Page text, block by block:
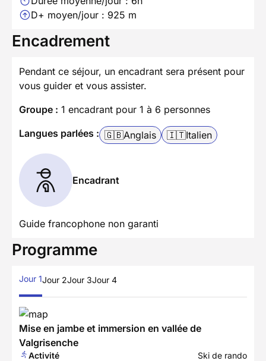
D+ moyen/jour : 925 m
Encadrement
Pendant ce séjour, un encadrant sera présent pour
vous guider et vous assister.
Groupe : 1 encadrant pour 1 à 6 personnes
Langues parlées : 🇬🇧Anglais 🇮🇹Italien
Encadrant
Guide francophone non garanti
Programme
Jour 1Jour 2Jour 3Jour 4
Mise en jambe et immersion en vallée de
Valgrisenche
Activité
Ski de rando